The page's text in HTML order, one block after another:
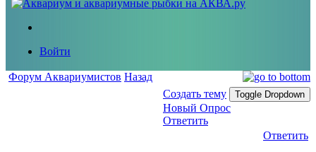
Войти
Форум Аквариумистов Назад
Создать тему
Toggle Dropdown
Новый Опрос
Ответить
Ответить